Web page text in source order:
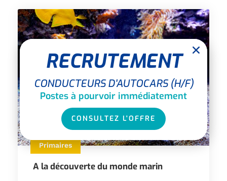
Primaires
A la découverte du monde marin
RECRUTEMENT
CONDUCTEURS D'AUTOCARS (H/F)
Postes à pourvoir immédiatement
CONSULTEZ L'OFFRE